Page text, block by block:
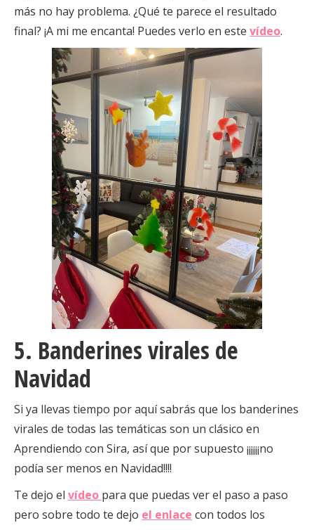
más no hay problema. ¿Qué te parece el resultado
final? ¡A mi me encanta! Puedes verlo en este vídeo.
5. Banderines virales de
Navidad
Si ya llevas tiempo por aquí sabrás que los banderines
virales de todas las temáticas son un clásico en
Aprendiendo con Sira, así que por supuesto ¡¡¡¡¡¡no
podía ser menos en Navidad!!!!
Te dejo el vídeo para que puedas ver el paso a paso
pero sobre todo te dejo el enlace con todos los